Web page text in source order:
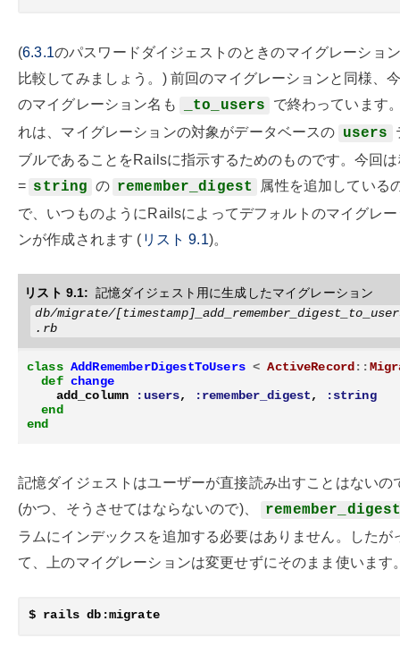
(6.3.1のパスワードダイジェストのときのマイグレーショ
比較してみましょう。) 前回のマイグレーションと同様、
のマイグレーション名も
_to_users
で終わっています
れは、マイグレーションの対象がデータベースの users
ブルであることをRailsに指示するためのものです。今回
= string の remember_digest
属性を追加している
で、いつものようにRailsによってデフォルトのマイグレ
ンが作成されます ( リスト9.1)。
リスト 9.1: 記憶ダイジェスト用に生成したマイグレーション
db/migrate/
.rb
class AddRememberDigestToUsers < ActiveRecord ::
def change
add_column
:users, :remember_digest,
:string
end
end
記憶ダイジェストはユーザーが直接読み出すことはないの
(かつ、そうさせてはならないので)、
ラムにインデックスを追加する必要はありません。したが
て、上のマイグレーションは変更せずにそのまま使います
$ rails db:migrate